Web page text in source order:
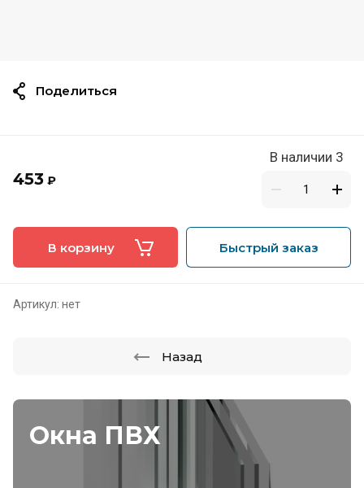
Окна ПВХ
453 ₽
В наличии 3
В корзину Быстрый заказ
Артикул: нет
Поделиться
Назад